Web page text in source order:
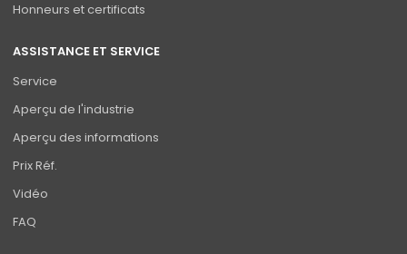
Honneurs et certificats
ASSISTANCE ET SERVICE
Service
Aperçu de l'industrie
Aperçu des informations
Prix Réf.
Vidéo
FAQ